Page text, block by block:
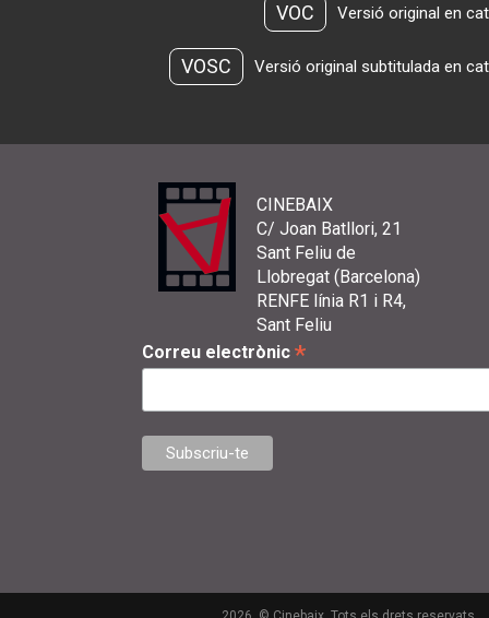
VOC Versió original en
VOSC Versió original subtitulada en
CINEBAIX
C/ Joan Batllori, 21
Sant Feliu de
Llobregat (Barcelona)
RENFE línia R1 i R4,
Sant Feliu
Correu electrònic *